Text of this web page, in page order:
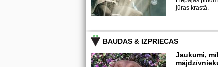
jūras krastā.
BAUDAS & IZPRIECAS
Jaukumi,